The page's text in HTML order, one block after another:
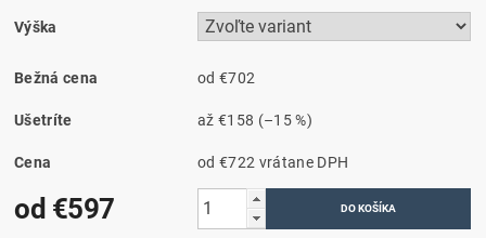
Výška
Bežná cena od €702
Ušetríte až€158 (–15 %)
Cena od €722 vrátane DPH
od €597